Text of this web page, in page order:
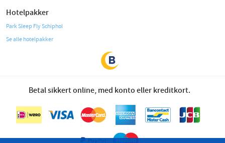
Hotelpakker
Park Sleep Fly Schiphol
Se alle hotelpakker
Betal sikkert online, med konto eller kreditkort.